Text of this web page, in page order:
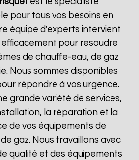
pour tous vos besoins en
équipe d'experts intervient
pour résoudre
de chauffe-eau, de gaz
Nous sommes disponibles
répondre à vos urgence.
grande variété de services,
la réparation et la
de vos équipements de
gaz. Nous travaillons avec
qualité et des équipements